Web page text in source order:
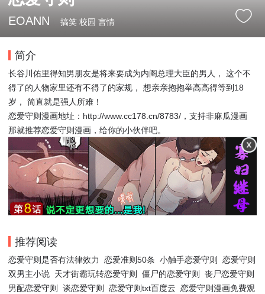
EOANN 搞笑 校园 言情
简介
长谷川佑里得知男朋友是将来要成为内阁总理大臣的男人， 这个不
得了的人物家里还有不得了的家规， 想亲亲抱抱举高高得等到18
岁， 简直就是强人所难！
恋爱守则漫画地址：http://www.cc178.cn/8783/，支持非麻瓜漫画
那就推荐恋爱守则漫画，给你的小伙伴吧。
推荐阅读
恋爱守则是否有法律效力 恋爱准则50条 小触手恋爱守则
恋爱守则
双男主小说 天才街霸玩转恋爱守则 僵尸的恋爱守则
丧尸恋爱守则
男配恋爱守则
谈恋爱守则 恋爱守则txt百度云 恋爱守则漫画免费观